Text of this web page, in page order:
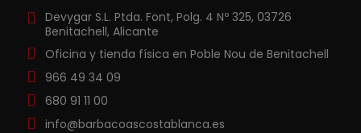
Devygar S.L. Ptda. Font, Polg. 4 Nº 325, 03726
Benitachell, Alicante
Oficina y tienda física en Poble Nou de Benitachell
966 49 34 09
680 91 11 00
info@barbacoascostablanca.es